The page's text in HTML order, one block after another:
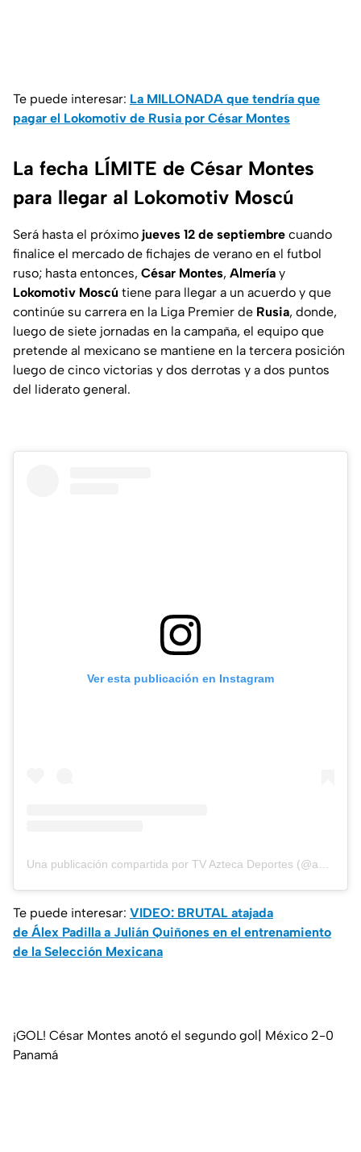
Te puede interesar: La MILLONADA que tendría que
pagar el Lokomotiv de Rusia por César Montes
La fecha LÍMITE de César Montes
para llegar al Lokomotiv Moscú
Será hasta el próximo jueves 12 de septiembre cuando
finalice el mercado de fichajes de verano en el futbol
ruso; hasta entonces, César Montes, Almería y
Lokomotiv Moscú tiene para llegar a un acuerdo y que
continúe su carrera en la Liga Premier de Rusia, donde,
luego de siete jornadas en la campaña, el equipo que
pretende al mexicano se mantiene en la tercera posición
luego de cinco victorias y dos derrotas y a dos puntos
del liderato general.
Ver esta publicación en Instagram
Te puede interesar: VIDEO: BRUTAL atajada
de Álex Padilla a Julián Quiñones en el entrenamiento
de la Selección Mexicana
¡GOL! César Montes anotó el segundo gol| México 2-0
Panamá